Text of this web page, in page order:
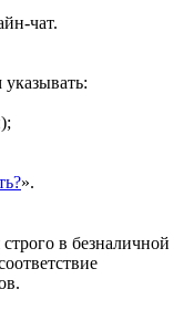
чат.
».
в безналичной